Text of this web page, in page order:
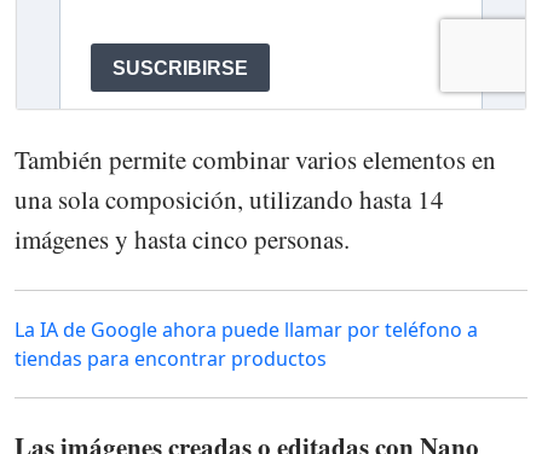
También permite combinar varios elementos en
una sola composición, utilizando hasta 14
imágenes y hasta cinco personas.
La IA de Google ahora puede llamar por teléfono a
tiendas para encontrar productos
Las imágenes creadas o editadas con Nano